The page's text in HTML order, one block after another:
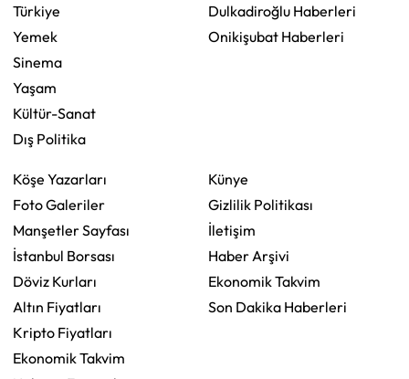
Türkiye
Yemek
Sinema
Yaşam
Kültür-Sanat
Dış Politika
Dulkadiroğlu Haberleri
Onikişubat Haberleri
Köşe Yazarları
Foto Galeriler
Manşetler Sayfası
İstanbul Borsası
Döviz Kurları
Altın Fiyatları
Kripto Fiyatları
Ekonomik Takvim
Künye
Gizlilik Politikası
İletişim
Haber Arşivi
Ekonomik Takvim
Son Dakika Haberleri